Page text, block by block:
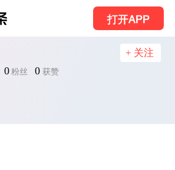
打开APP
0 粉丝 0 获赞
+ 关注